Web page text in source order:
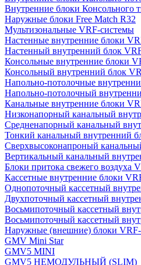
Внутренние блоки Консольного
Наружные блоки Free Match R32
Мультизональные VRF-системы
Настенные внутренние блоки
Настенный внутренний блок
Консольные внутренние блоки
Консольный внутренний блок
Напольно-потолочные
Напольно-потолочный
Канальные внутренние блоки
Низконапорный канальный
Средненапорный канальный
Тонкий канальный внутренний
Сверхвысоконапроный
Вертикальный канальный
Блоки притока свежего воздуха
Кассетные внутренние блоки
Однопоточный кассетный
Двухпоточный кассетный
Восьмипоточный кассетный
Восьмипоточный кассетный
Наружные (внешние) блоки VRF-
GMV Mini Star
GMV5 MINI
GMV5 НЕМОДУЛЬНЫЙ (SLIM)